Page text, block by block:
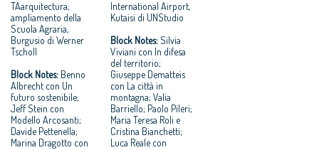
TAarquitectura;
ampliamento della
Scuola Agraria,
Burgusio di Werner
Tscholl
Block Notes: Benno
Albrecht con Un
futuro sostenibile;
Jeff Stein con
Modello Arcosanti;
Davide Pettenella;
Marina Dragotto con
International Airport,
Kutaisi di UNStudio
Block Notes:Silvia
Viviani con In difesa
del territorio;
Giuseppe Dematteis
con La città in
montagna; Valia
Barriello; Paolo Pileri;
Maria Teresa Roli e
Cristina Bianchetti;
Luca Reale con